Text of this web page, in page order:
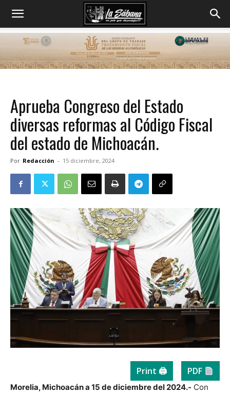
Aprueba Congreso del Estado
diversas reformas al Código Fiscal
del estado de Michoacán.
Por Redacción - 15 diciembre, 2024
Print 🖨 PDF
Morelia, Michoacán a 15 de diciembre del 2024.- Con